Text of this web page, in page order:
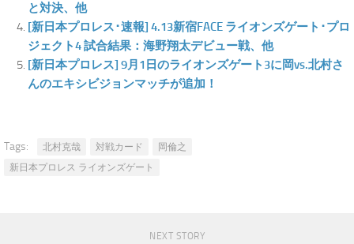
と対決、他
[新日本プロレス･速報] 4.13新宿FACE ライオンズゲート･プロ
ジェクト4 試合結果：海野翔太デビュー戦、他
[新日本プロレス] 9月1日のライオンズゲート3に岡vs.北村さ
んのエキシビジョンマッチが追加！
Tags: 北村克哉 対戦カード
岡倫之
新日本プロレス ライオンズゲート
NEXT STORY